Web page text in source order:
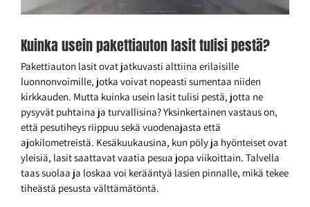
Kuinka usein pakettiauton lasit tulisi pestä?
Pakettiauton lasit ovat jatkuvasti alttiina erilaisille
luonnonvoimille, jotka voivat nopeasti sumentaa niiden
kirkkauden. Mutta kuinka usein lasit tulisi pestä, jotta ne
pysyvät puhtaina ja turvallisina? Yksinkertainen vastaus on,
että pesutiheys riippuu sekä vuodenajasta että
ajokilometreistä. Kesäkuukausina, kun pöly ja hyönteiset ovat
yleisiä, lasit saattavat vaatia pesua jopa viikoittain. Talvella
taas suolaa ja loskaa voi kerääntyä lasien pinnalle, mikä tekee
tiheästä pesusta välttämätöntä.